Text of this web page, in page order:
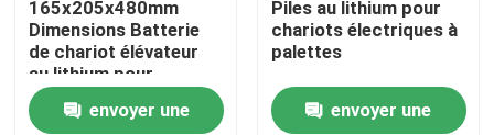
Demandez une citation
batterie au lithium de chariot élévateur
165x205x480mm
Dimensions Batterie
de chariot élévateur
au lithium pour
applications lourdes
envoyer une
Piles au lithium pour
chariots électriques à
palettes
envoyer une